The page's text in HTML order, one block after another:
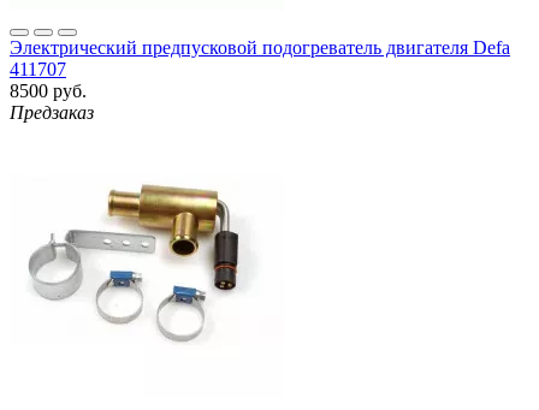
Электрический предпусковой подогреватель двигателя Defa
411707
8500 руб.
Предзаказ